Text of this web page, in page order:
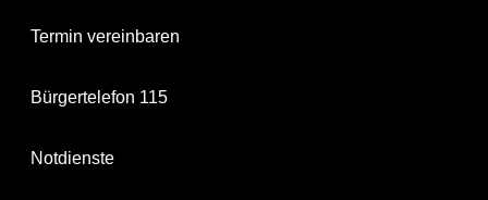
Termin vereinbaren
Bürgertelefon 115
Notdienste